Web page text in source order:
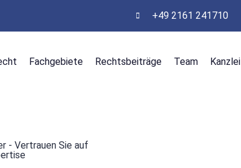
+49 2161 241710
Fachgebiete Rechtsbeiträge Team Kanzlei
- Vertrauen Sie auf